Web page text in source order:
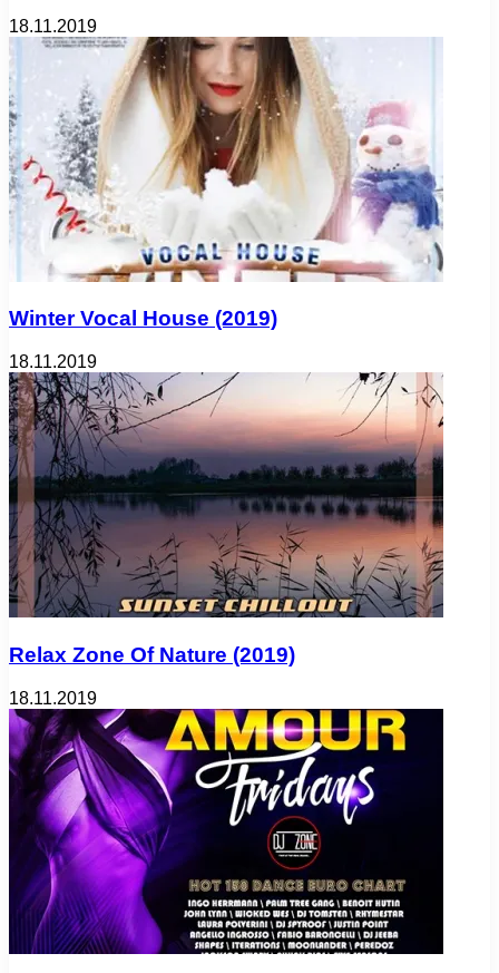
18.11.2019
Winter Vocal House (2019)
18.11.2019
Relax Zone Of Nature (2019)
18.11.2019